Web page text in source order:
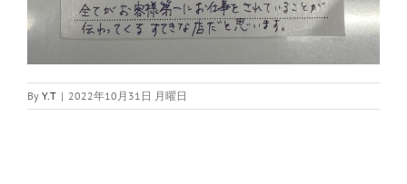
By Y.T | 2022年10月31日 月曜日